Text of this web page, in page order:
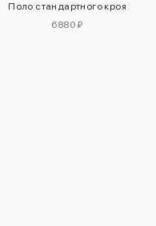
Поло стандартного кроя
6880 ₽